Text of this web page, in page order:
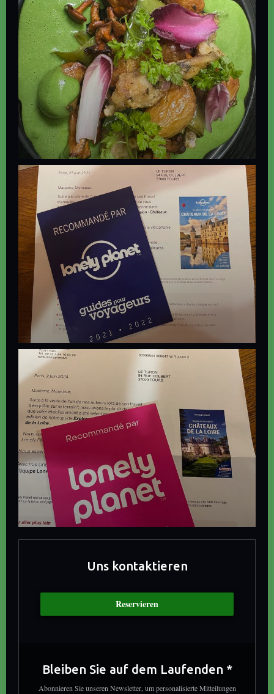
Uns kontaktieren
Reservieren
Bleiben Sie auf dem Laufenden *
Abonnieren Sie unseren Newsletter, um personalisierte Mitteilungen